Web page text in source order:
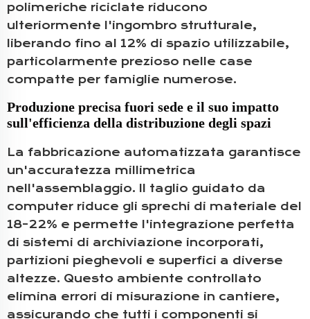
polimeriche riciclate riducono
ulteriormente l'ingombro strutturale,
liberando fino al 12% di spazio utilizzabile,
particolarmente prezioso nelle case
compatte per famiglie numerose.
Produzione precisa fuori sede e il suo impatto
sull'efficienza della distribuzione degli spazi
La fabbricazione automatizzata garantisce
un'accuratezza millimetrica
nell'assemblaggio. Il taglio guidato da
computer riduce gli sprechi di materiale del
18-22% e permette l'integrazione perfetta
di sistemi di archiviazione incorporati,
partizioni pieghevoli e superfici a diverse
altezze. Questo ambiente controllato
elimina errori di misurazione in cantiere,
assicurando che tutti i componenti si